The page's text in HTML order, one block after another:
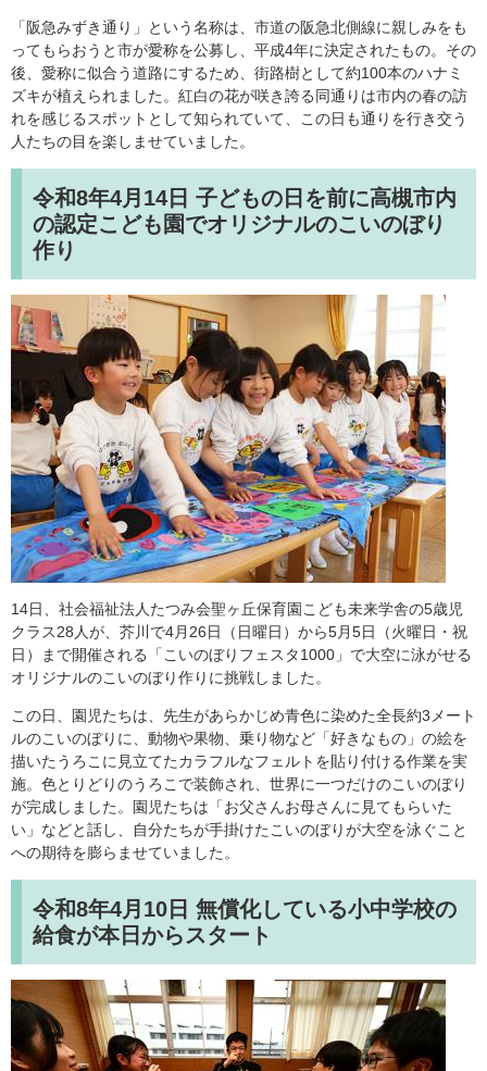
「阪急みずき通り」という名称は、市道の阪急北側線に親しみをも
ってもらおうと市が愛称を公募し、平成4年に決定されたもの。その
後、愛称に似合う道路にするため、街路樹として約100本のハナミ
ズキが植えられました。紅白の花が咲き誇る同通りは市内の春の訪
れを感じるスポットとして知られていて、この日も通りを行き交う
人たちの目を楽しませていました。
令和8年4月14日 子どもの日を前に高槻市内
の認定こども園でオリジナルのこいのぼり
作り
14日、社会福祉法人たつみ会聖ヶ丘保育園こども未来学舎の5歳児
クラス28人が、芥川で4月26日（日曜日）から5月5日（火曜日・祝
日）まで開催される「こいのぼりフェスタ1000」で大空に泳がせる
オリジナルのこいのぼり作りに挑戦しました。
この日、園児たちは、先生があらかじめ青色に染めた全長約3メート
ルのこいのぼりに、動物や果物、乗り物など「好きなもの」の絵を
描いたうろこに見立てたカラフルなフェルトを貼り付ける作業を実
施。色とりどりのうろこで装飾され、世界に一つだけのこいのぼり
が完成しました。園児たちは「お父さんお母さんに見てもらいた
い」などと話し、自分たちが手掛けたこいのぼりが大空を泳ぐこと
への期待を膨らませていました。
令和8年4月10日 無償化している小中学校の
給食が本日からスタート